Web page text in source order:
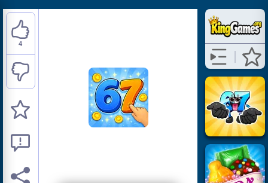
4